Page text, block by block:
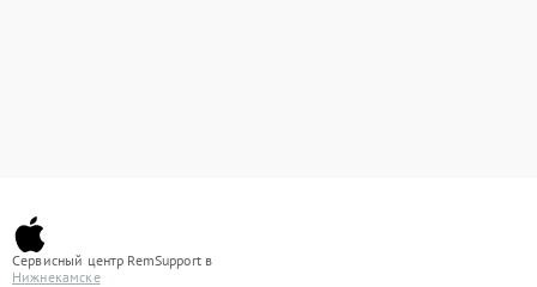
Сервисный центр RemSupport в
Нижнекамске